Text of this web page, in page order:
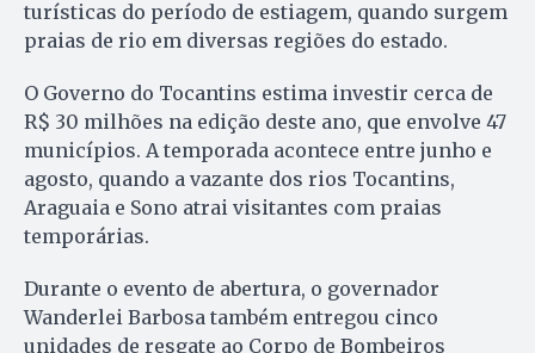
turísticas do período de estiagem, quando surgem
praias de rio em diversas regiões do estado.
O Governo do Tocantins estima investir cerca de
R$ 30 milhões na edição deste ano, que envolve 47
municípios. A temporada acontece entre junho e
agosto, quando a vazante dos rios Tocantins,
Araguaia e Sono atrai visitantes com praias
temporárias.
Durante o evento de abertura, o governador
Wanderlei Barbosa também entregou cinco
unidades de resgate ao Corpo de Bombeiros